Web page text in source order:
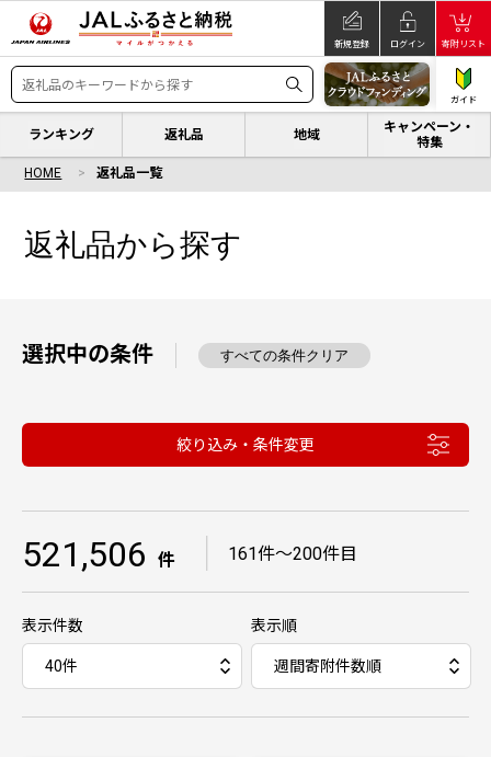
新規登録 ログイン 寄附リスト
ガイド
ランキング 返礼品 地域
キャンペーン・
特集
HOME 返礼品一覧
返礼品から探す
選択中の条件 すべての条件クリア
絞り込み・条件変更
521,506 件 161件〜200件目
表示件数 表示順